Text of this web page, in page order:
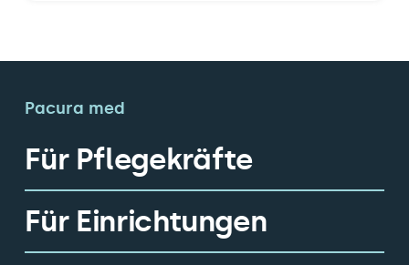
Pacura med
Für Pflegekräfte
Für Einrichtungen